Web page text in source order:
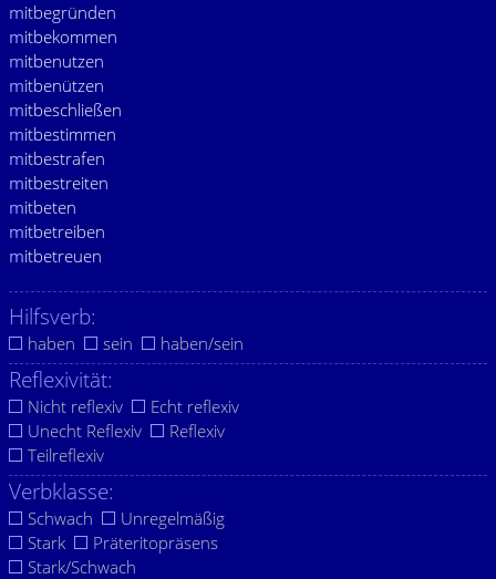
mitbegründen
mitbekommen
mitbenutzen
mitbenützen
mitbeschließen
mitbestimmen
mitbestrafen
mitbestreiten
mitbeten
mitbetreiben
mitbetreuen
Hilfsverb:
haben sein haben/sein
Reflexivität:
Nicht reflexiv
Echt reflexiv
Unecht Reflexiv
Reflexiv
Teilreflexiv
Verbklasse:
Schwach
Unregelmäßig
Stark
Präteritopräsens
Stark/Schwach